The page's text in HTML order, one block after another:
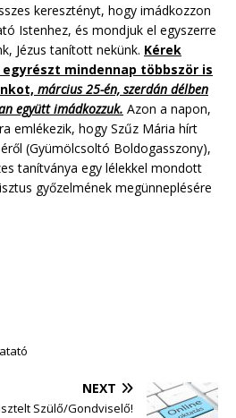
keresztényt, hogy imádkozzon
Istenhez, és mondjuk el egyszerre
Jézus tanított nekünk. Kérek
mindennap többször is
március 25-én, szerdán délben
együtt imádkozzuk. Azon a napon,
emlékezik, hogy Szűz Mária hírt
(Gyümölcsoltó Boldogasszony),
tanítványa egy lélekkel mondott
győzelmének megünneplésére
NEXT
Szülő/Gondviselő!